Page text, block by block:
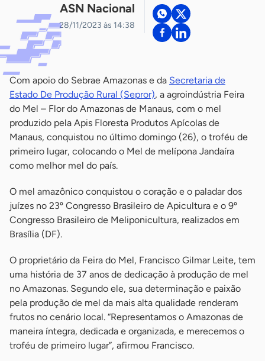
ASN Nacional
28/11/2023 às 14:38
Com apoio do Sebrae Amazonas e da Secretaria de
Estado De Produção Rural (Sepror), a agroindústria Feira
do Mel – Flor do Amazonas de Manaus, com o mel
produzido pela Apis Floresta Produtos Apícolas de
Manaus, conquistou no último domingo (26), o troféu de
primeiro lugar, colocando o Mel de melípona Jandaíra
como melhor mel do país.
O mel amazônico conquistou o coração e o paladar dos
juízes no 23º Congresso Brasileiro de Apicultura e o 9º
Congresso Brasileiro de Meliponicultura, realizados em
Brasília (DF).
O proprietário da Feira do Mel, Francisco Gilmar Leite, tem
uma história de 37 anos de dedicação à produção de mel
no Amazonas. Segundo ele, sua determinação e paixão
pela produção de mel da mais alta qualidade renderam
frutos no cenário local. “Representamos o Amazonas de
maneira íntegra, dedicada e organizada, e merecemos o
troféu de primeiro lugar”, afirmou Francisco.